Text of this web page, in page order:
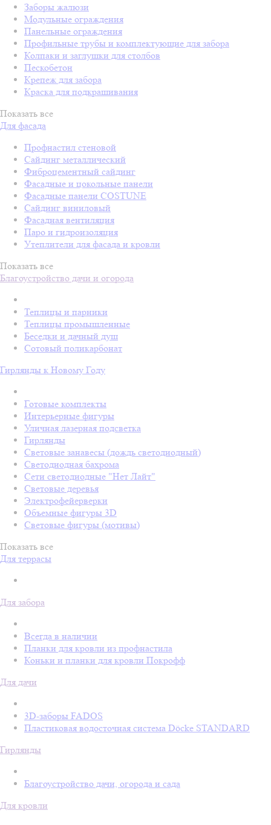
Заборы жалюзи
Модульные ограждения
Панельные ограждения
Профильные трубы и комплектующие для забора
Колпаки и заглушки для столбов
Пескобетон
Крепеж для забора
Краска для подкрашивания
Показать все
Для фасада
Профнастил стеновой
Сайдинг металлический
Фиброцементный сайдинг
Фасадные и цокольные панели
Фасадные панели COSTUNE
Сайдинг виниловый
Фасадная вентиляция
Паро и гидроизоляция
Утеплители для фасада и кровли
Показать все
Благоустройство дачи и огорода
Теплицы и парники
Теплицы промышленные
Беседки и дачный душ
Сотовый поликарбонат
Гирлянды к Новому Году
Готовые комплекты
Интерьерные фигуры
Уличная лазерная подсветка
Гирлянды
Световые занавесы (дождь светодиодный)
Светодиодная бахрома
Сети светодиодные "Нет Лайт"
Световые деревья
Электрофейерверки
Объемные фигуры 3D
Световые фигуры (мотивы)
Показать все
Для террасы
Для забора
Всегда в наличии
Планки для кровли из профнастила
Коньки и планки для кровли Покрофф
Для дачи
3D-заборы FADOS
Пластиковая водосточная система Döcke STANDARD
Гирлянды
Благоустройство дачи, огорода и сада
Для кровли